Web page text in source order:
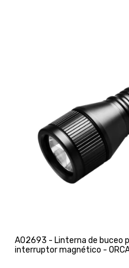
A02693 - Linterna de buceo
interruptor magnético -